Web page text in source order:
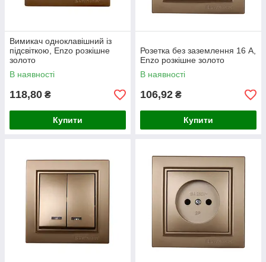
Вимикач одноклавішний із
підсвіткою, Enzo розкішне
золото
В наявності
118,80 ₴
Купити
Розетка без заземлення 16 А,
Enzo розкішне золото
В наявності
106,92 ₴
Купити